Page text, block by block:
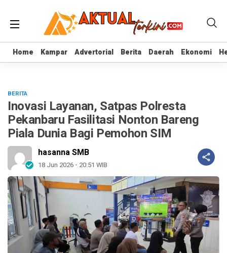
Home Kampar Advertorial Berita Daerah Ekonomi
Home Kampar Advertorial Berita Daerah Ekonomi
BERITA
Inovasi Layanan, Satpas Polresta
Pekanbaru Fasilitasi Nonton Bareng
Piala Dunia Bagi Pemohon SIM
hasanna SMB
18 Jun 2026 - 20:51 WIB